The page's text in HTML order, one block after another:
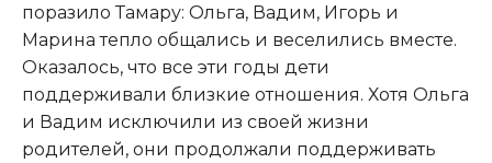
поразило Тамару: Ольга, Вадим, Игорь и
Марина тепло общались и веселились вместе.
Оказалось, что все эти годы дети
поддерживали близкие отношения. Хотя Ольга
и Вадим исключили из своей жизни
родителей, они продолжали поддерживать